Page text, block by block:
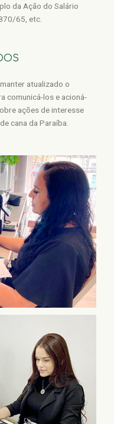
da Ação do Salário
65, etc.
atualizado o
comunicá-los e acioná-
ações de interesse
cana da Paraíba.